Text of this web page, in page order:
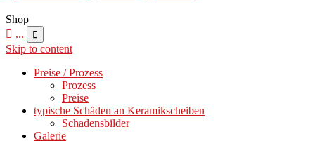
Shop
 ... 
Skip to content
Preise / Prozess
Prozess
Preise
typische Schäden an Keramikscheiben
Schadensbilder
Galerie